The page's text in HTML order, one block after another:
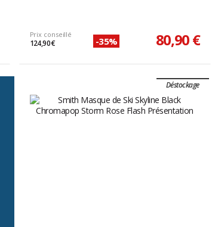
Prix conseillé
124,90 € -35% 80,90 €
Déstockage